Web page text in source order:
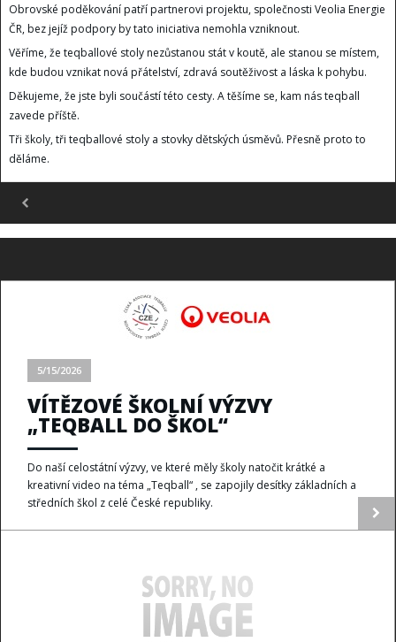
Obrovské poděkování patří partnerovi projektu, společnosti Veolia Energie
ČR, bez jejíž podpory by tato iniciativa nemohla vzniknout.
Věříme, že teqballové stoly nezůstanou stát v koutě, ale stanou se místem,
kde budou vznikat nová přátelství, zdravá soutěživost a láska k pohybu.
Děkujeme, že jste byli součástí této cesty. A těšíme se, kam nás teqball
zavede příště.
Tři školy, tři teqballové stoly a stovky dětských úsměvů. Přesně proto to
děláme.
5/15/2026
VÍTĚZOVÉ ŠKOLNÍ VÝZVY
„TEQBALL DO ŠKOL“
Do naší celostátní výzvy, ve které měly školy natočit krátké a
kreativní video na téma „Teqball“ , se zapojily desítky základních a
středních škol z celé České republiky.